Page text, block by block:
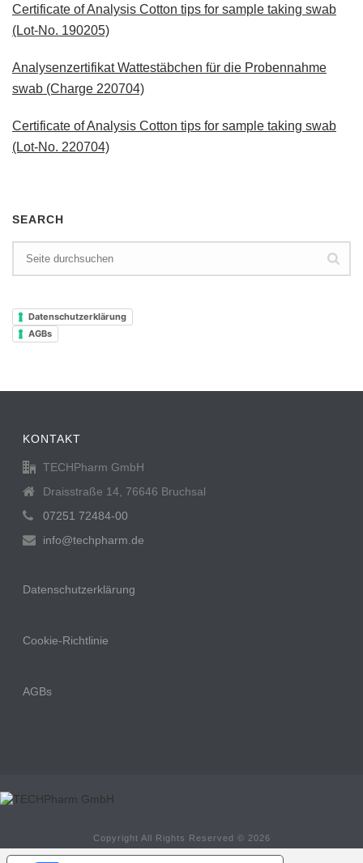
Certificate of Analysis Cotton tips for sample taking swab
(Lot-No. 190205)
Analysenzertifikat Wattestäbchen für die Probennahme
swab (Charge 220704)
Certificate of Analysis Cotton tips for sample taking swab
(Lot-No. 220704)
SEARCH
Datenschutzerklärung
AGBs
KONTAKT
TECHPharm GmbH
Draisstraße 14, 76646 Bruchsal
07251 72484-00
info@techpharm.de
Datenschutzerklärung
Cookie-Richtlinie
AGBs
Copyright All Rights Reserved © 2026